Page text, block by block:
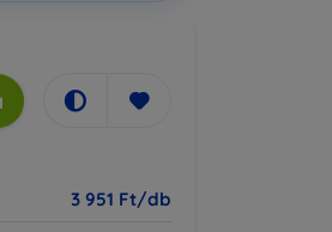
3 951 Ft/db